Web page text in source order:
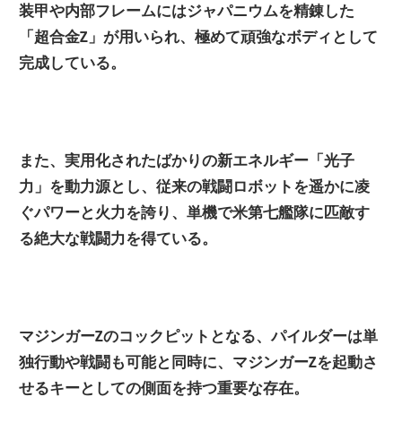
装甲や内部フレームにはジャパニウムを精錬した
「超合金Z」が用いられ、極めて頑強なボディとして
完成している。
また、実用化されたばかりの新エネルギー「光子
力」を動力源とし、従来の戦闘ロボットを遥かに凌
ぐパワーと火力を誇り、単機で米第七艦隊に匹敵す
る絶大な戦闘力を得ている。
マジンガーZのコックピットとなる、パイルダーは単
独行動や戦闘も可能と同時に、マジンガーZを起動さ
せるキーとしての側面を持つ重要な存在。